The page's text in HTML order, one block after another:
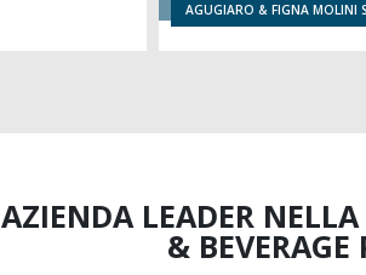
AGUGIARO & FIGNA MOLINI
AZIENDA LEADER
& BEVERAGE